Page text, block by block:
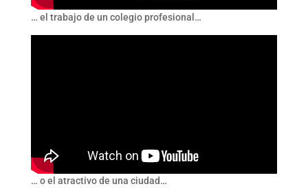
… el trabajo de un colegio profesional…
… o el atractivo de una ciudad…